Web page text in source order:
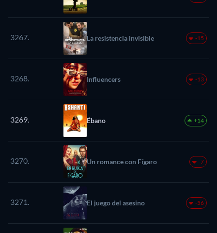
3267. La resistencia invisible -15
3268. Influencers -13
3269. Ébano +14
3270. Un romance con Fígaro -7
3271. El juego del asesino -56